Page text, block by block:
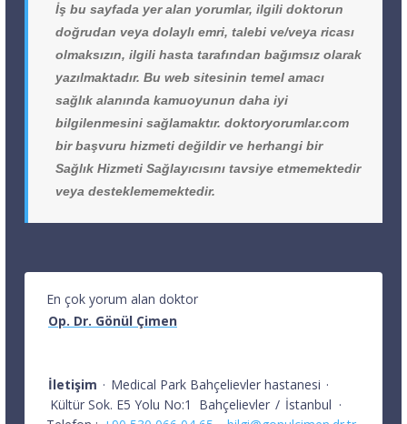
İş bu sayfada yer alan yorumlar, ilgili doktorun
doğrudan veya dolaylı emri, talebi ve/veya ricası
olmaksızın, ilgili hasta tarafından bağımsız olarak
yazılmaktadır. Bu web sitesinin temel amacı
sağlık alanında kamuoyunun daha iyi
bilgilenmesini sağlamaktır. doktoryorumlar.com
bir başvuru hizmeti değildir ve herhangi bir
Sağlık Hizmeti Sağlayıcısını tavsiye etmemektedir
veya desteklememektedir.
En çok yorum alan doktor
Op. Dr. Gönül Çimen
İletişim · Medical Park Bahçelievler hastanesi ·
Kültür Sok. E5 Yolu No:1
Bahçelievler / İstanbul ·